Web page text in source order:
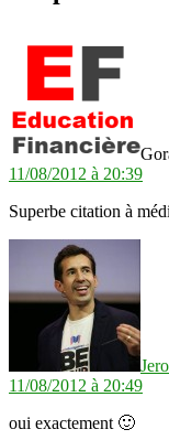
11/08/2012 à 20:39
Superbe citation à
11/08/2012 à 20:49
oui exactement 🙂